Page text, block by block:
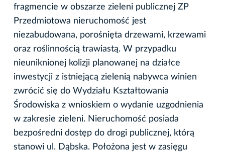
fragmencie w obszarze zieleni publicznej ZP
Przedmiotowa nieruchomość jest
niezabudowana, porośnięta drzewami, krzewami
oraz roślinnością trawiastą. W przypadku
nieuniknionej kolizji planowanej na działce
inwestycji z istniejącą zielenią nabywca winien
zwrócić się do Wydziału Kształtowania
Środowiska z wnioskiem o wydanie uzgodnienia
w zakresie zieleni. Nieruchomość posiada
bezpośredni dostęp do drogi publicznej, którą
stanowi ul. Dąbska. Położona jest w zasięgu